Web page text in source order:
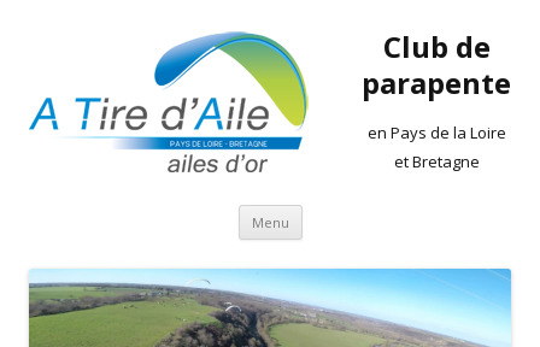
Club de
parapente
en Pays de la Loire
et Bretagne
Menu Aller
contenu